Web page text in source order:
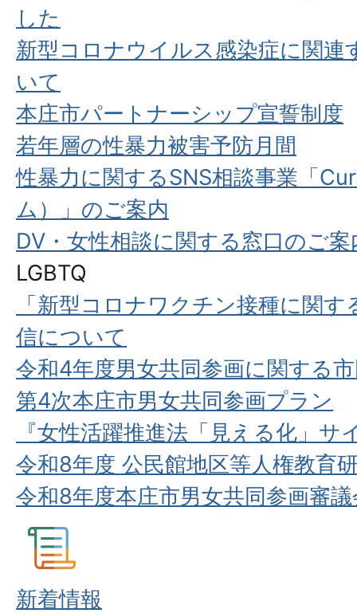
した
新型コロナウイルス感染症に関連
いて
本庄市パートナーシップ宣誓制度
若年層の性暴力被害予防月間
性暴力に関するSNS相談事業「
ム）」のご案内
DV・女性相談に関する窓口のご案
LGBTQ
「新型コロナワクチン接種に関
信について
令和4年度男女共同参画に関する
第4次本庄市男女共同参画プラン
『女性活躍推進法「見える化」サ
令和8年度 公民館地区等人権教育
令和8年度本庄市男女共同参画審
新着情報